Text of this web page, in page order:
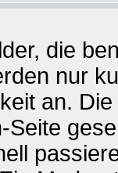
die
nur
an.
Seite